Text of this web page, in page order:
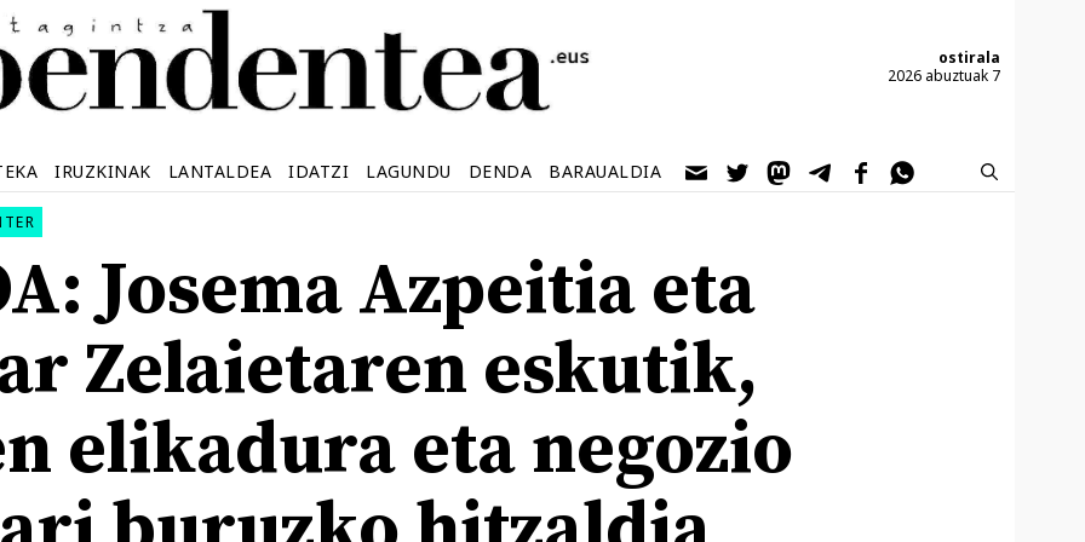
ostirala
2026 abuztuak 7
IRUZKINAK LANTALDEA IDATZI LAGUNDU DENDA BARAUALDIA
Josema Azpeitia eta
Zelaietaren eskutik,
elikadura eta negozio